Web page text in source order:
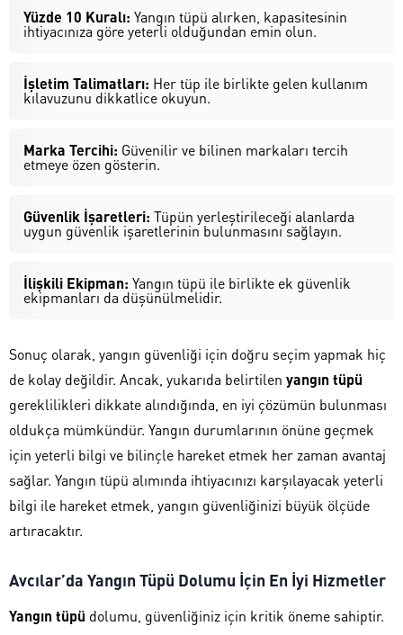
Yüzde 10 Kuralı: Yangın tüpü alırken, kapasitesinin
ihtiyacınıza göre yeterli olduğundan emin olun.
İşletim Talimatları: Her tüp ile birlikte gelen kullanım
kılavuzunu dikkatlice okuyun.
Marka Tercihi: Güvenilir ve bilinen markaları tercih
etmeye özen gösterin.
Güvenlik İşaretleri: Tüpün yerleştirileceği alanlarda
uygun güvenlik işaretlerinin bulunmasını sağlayın.
İlişkili Ekipman: Yangın tüpü ile birlikte ek güvenlik
ekipmanları da düşünülmelidir.
Sonuç olarak, yangın güvenliği için doğru seçim yapmak hiç
de kolay değildir. Ancak, yukarıda belirtilen yangın tüpü
gereklilikleri dikkate alındığında, en iyi çözümün bulunması
oldukça mümkündür. Yangın durumlarının önüne geçmek
için yeterli bilgi ve bilinçle hareket etmek her zaman avantaj
sağlar. Yangın tüpü alımında ihtiyacınızı karşılayacak yeterli
bilgi ile hareket etmek, yangın güvenliğinizi büyük ölçüde
artıracaktır.
Avcılar’da Yangın Tüpü Dolumu İçin En İyi Hizmetler
Yangın tüpü dolumu, güvenliğiniz için kritik öneme sahiptir.